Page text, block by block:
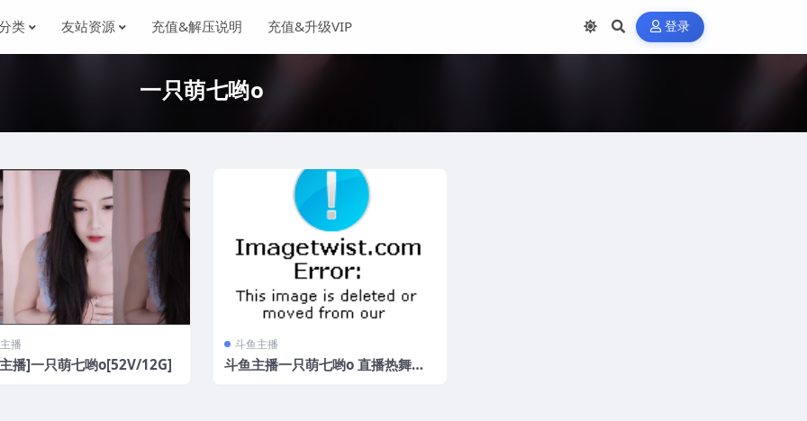
类 友站资源 充值&解压说明 充值&升级VIP 登录
一只萌七哟o
播
播]一只萌七哟o[52V/12G]
斗鱼主播
斗鱼主播一只萌七哟o 直播热舞合